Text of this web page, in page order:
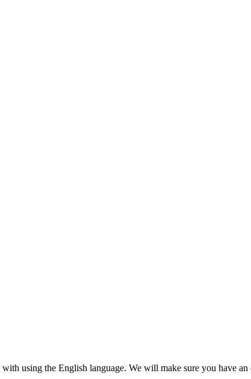
using the English language. We will make sure you have